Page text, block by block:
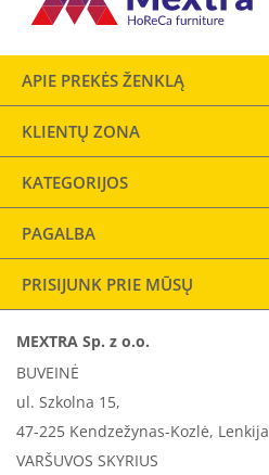
APIE PREKĖS ŽENKLĄ
KLIENTŲ ZONA
KATEGORIJOS
PAGALBA
PRISIJUNK PRIE MŪSŲ
MEXTRA Sp. z o.o.
BUVEINĖ
ul. Szkolna 15,
47-225 Kendzežynas-Kozlė, Lenkija
VARŠUVOS SKYRIUS